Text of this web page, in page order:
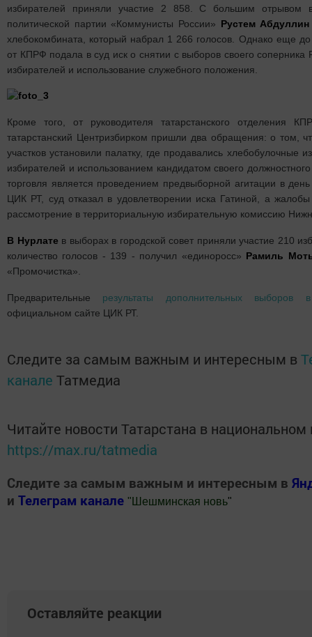
избирателей приняли участие 2 858. С большим отрывом
политической партии «Коммунисты России» Рустем Абдуллин
хлебокомбината, который набрал 1 266 голосов. Однако еще до
от КПРФ подала в суд иск о снятии с выборов своего соперника
избирателей и использование служебного положения.
Кроме того, от руководителя татарстанского отделения
татарстанский Центризбирком пришли два обращения: о том,
участков установили палатку, где продавались хлебобулочные
избирателей и использованием кандидатом своего
торговля является проведением предвыборной агитации в
ЦИК РТ, суд отказал в удовлетворении иска Гатиной, а
рассмотрение в территориальную избирательную комиссию
В Нурлате в выборах в городской совет приняли участие 210
количество голосов - 139 - получил «единоросс» Рамиль
«Промочистка».
Предварительные результаты дополнительных выборов
официальном сайте ЦИК РТ.
Следите за самым важным и интересным в
канале Татмедиа
Читайте новости Татарстана в
https://max.ru/tatmedia
Следите за самым важным и интересным в
и Телеграм канале " Шешминская новь"
Оставляйте реакции